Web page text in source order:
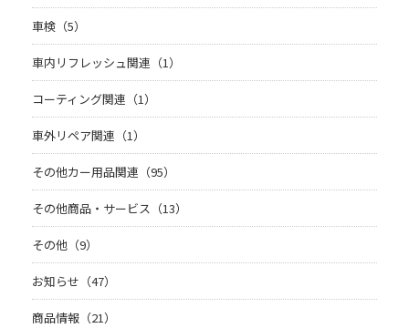
車検（5）
車内リフレッシュ関連（1）
コーティング関連（1）
車外リペア関連（1）
その他カー用品関連（95）
その他商品・サービス（13）
その他（9）
お知らせ（47）
商品情報（21）